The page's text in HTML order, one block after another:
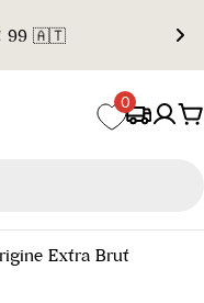
99 🇦🇹
0
Extra Brut